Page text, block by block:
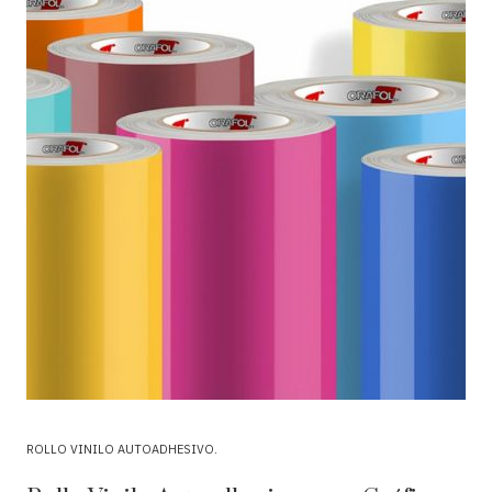
ROLLO VINILO AUTOADHESIVO